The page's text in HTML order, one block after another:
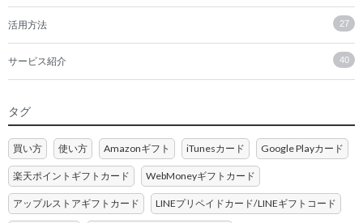
活用方法 27
サービス紹介 40
タグ
買い方 使い方 Amazonギフト iTunesカード Google Playカード
楽天ポイントギフトカード WebMoneyギフトカード
アップルストアギフトカード LINEプリペイドカード/LINEギフトコード